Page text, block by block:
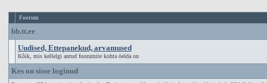
Foorum
bb.tt.ee
Uudised, Ettepanekud, arvamused
Kõik, mis kellelgi antud foorumite kohta öelda on
Kes on sisse loginud